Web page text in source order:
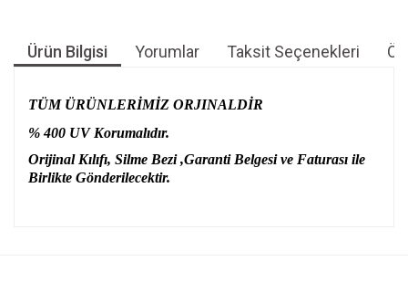
Ürün Bilgisi Yorumlar Taksit Seçenekleri
TÜM ÜRÜNLERİMİZ ORJINALDİR
% 400 UV Korumalıdır.
Orijinal Kılıfı, Silme Bezi ,Garanti Belgesi ve Faturası ile
Birlikte Gönderilecektir.